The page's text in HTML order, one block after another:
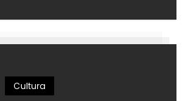
Cultura